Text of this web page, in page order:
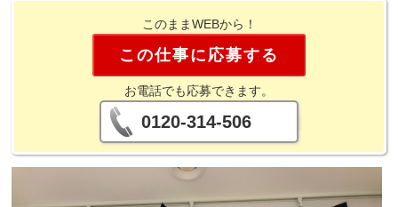
このままWEBから！
この仕事に応募する
お電話でも応募できます。
0120-314-506